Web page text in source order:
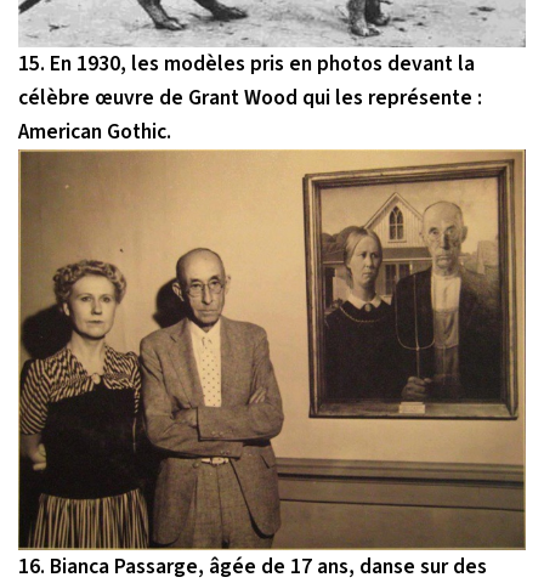
15. En 1930, les modèles pris en photos devant la
célèbre œuvre de Grant Wood qui les représente :
American Gothic.
16. Bianca Passarge, âgée de 17 ans, danse sur des